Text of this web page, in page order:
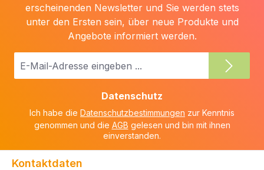
erscheinenden Newsletter und Sie werden stets
unter den Ersten sein, über neue Produkte und
Angebote informiert werden.
E-
Datenschutz
Ich habe die Datenschutzbestimmungen zur Kenntnis
genommen und die AGB gelesen und bin mit ihnen
einverstanden.
Kontaktdaten